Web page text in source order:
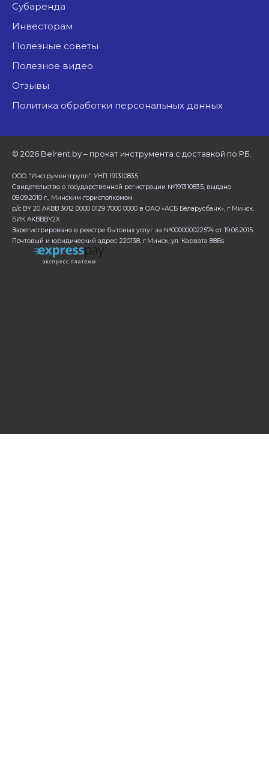
Субаренда
Инвесторам
Полезные советы
Полезное видео
Отзывы
Политика обработки персональных данных
© 2026 Belrent.by – прокат инструмента с доставкой по РБ.
ООО "Инструментгрупп" УНП 191310835
Свидетельство о государственной регистрации №191310835, выдано
08.09.2010 г., Минским горисполкомом
р/с BY 20 AKBB 3012 0000 0129 7000 0000 в ОАО «АСБ Беларусбанк», г Минск.
БИК AKBBBY2X
Зарегистрировано в реестре бытовых услуг за №000000022574 от 19.06.2015
Почтовый и юридический адрес: 220138, г.Минск, ул. Карвата 88Бs